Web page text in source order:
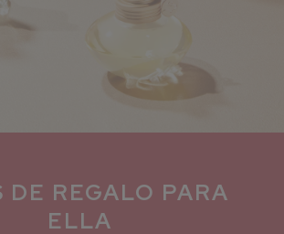
DE REGALO PARA
ELLA